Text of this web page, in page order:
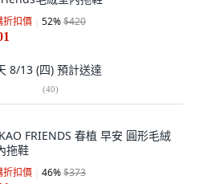
折扣價 52%$420
8/13 (四) 預計送達
(40)
FRIENDS 春植 早安 圓形毛絨
拖鞋
折扣價 46%$373